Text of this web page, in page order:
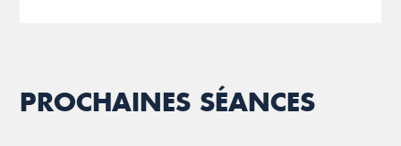
PROCHAINES SÉANCES